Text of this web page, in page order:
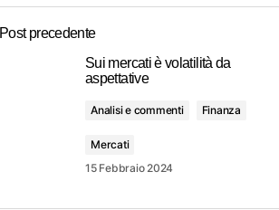
Post precedente
Sui mercati è volatilità da
aspettative
Analisi e commenti Finanza
Mercati
15 Febbraio 2024